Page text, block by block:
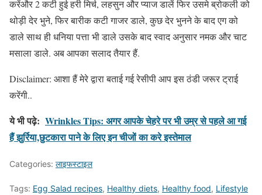
करेंऔर 2 कटी हुई हरी मिर्च, लहसुन और प्याज डालें फिर उसमे ब्रोकली को
थोड़ी देर भुने, फिर बारीक कटी गाजर डाले, कुछ देर भुनने के बाद एग को
डाले साथ ही धनिया पत्ता भी डाले उसके बाद स्वाद अनुसार नमक और चाट
मसाला डाले. अब आपका सलाद तैयार हैं.
Disclaimer: आशा हैं मेरे द्वारा बताई गई रेसीपी आप इस ठंडी जरूर ट्राई
करेंगी..
ये भी पढ़े: Wrinkles Tips: अगर आपके चेहरे पर भी उम्र से पहले आ गई
हैं झुर्रिया,छुटकारा पाने के लिए इन चीजों का करे इस्तेमाल
Categories: लाइफस्टाइल
Tags: Egg Salad recipes, Healthy diets, Healthy food, Lifestyle